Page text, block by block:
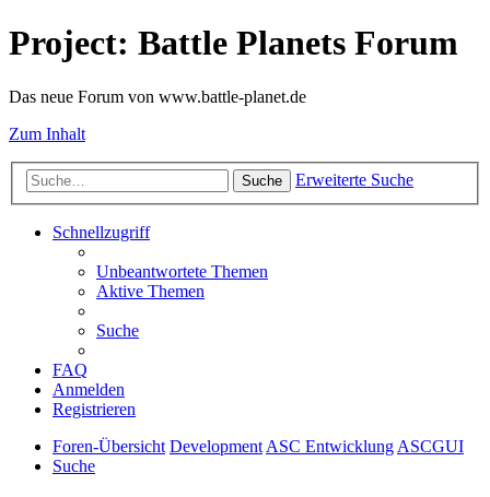
Project: Battle Planets Forum
Das neue Forum von www.battle-planet.de
Zum Inhalt
Suche Erweiterte Suche
Schnellzugriff
Unbeantwortete Themen
Aktive Themen
Suche
FAQ
Anmelden
Registrieren
Foren-Übersicht DevelopmentASC EntwicklungASCGUI
Suche